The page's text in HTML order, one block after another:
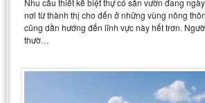
Nhu cầu thiết kế biệt thự có sân vườn đang
nơi từ thành thị cho đến ở những vùng nông
cũng dần hướng đến lĩnh vực này hết trơn.
thườ…